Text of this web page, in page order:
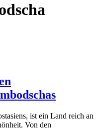
ist ein Land reich an
Von den